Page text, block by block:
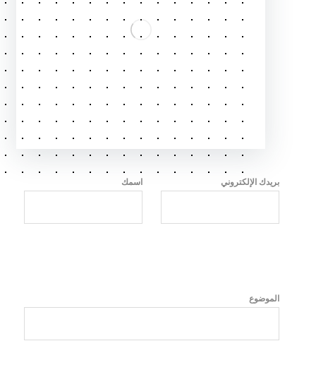
اسمك بريدك الإلكتروني
الموضوع